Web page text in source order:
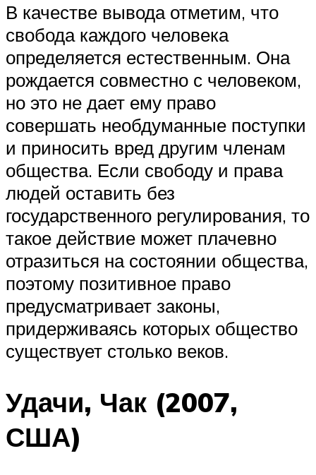
В качестве вывода отметим, что
свобода каждого человека
определяется естественным. Она
рождается совместно с человеком,
но это не дает ему право
совершать необдуманные поступки
и приносить вред другим членам
общества. Если свободу и права
людей оставить без
государственного регулирования, то
такое действие может плачевно
отразиться на состоянии общества,
поэтому позитивное право
предусматривает законы,
придерживаясь которых общество
существует столько веков.
Удачи, Чак (2007,
США)